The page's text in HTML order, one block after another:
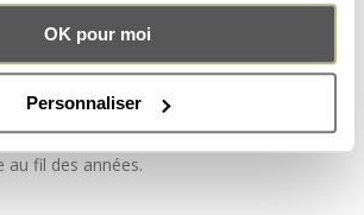
OK pour moi
Personnaliser
À DOS ?
bien entretenu dure longtemps.
de ses matériaux permet de
aspect d’origine et sa
au fil des années.